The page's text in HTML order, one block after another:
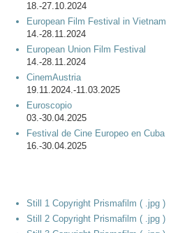
18.-27.10.2024
European Film Festival in Vietnam
14.-28.11.2024
European Union Film Festival
14.-28.11.2024
CinemAustria
19.11.2024.-11.03.2025
Euroscopio
03.-30.04.2025
Festival de Cine Europeo en Cuba
16.-30.04.2025
Still 1 Copyright Prismafilm ( .jpg )
Still 2 Copyright Prismafilm ( .jpg )